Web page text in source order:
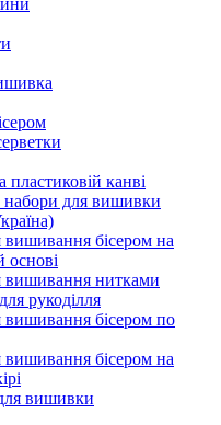
канві
набори для вишивки
бісером на
основі
вишивання нитками
рукоділля
бісером по
бісером на
вишивки